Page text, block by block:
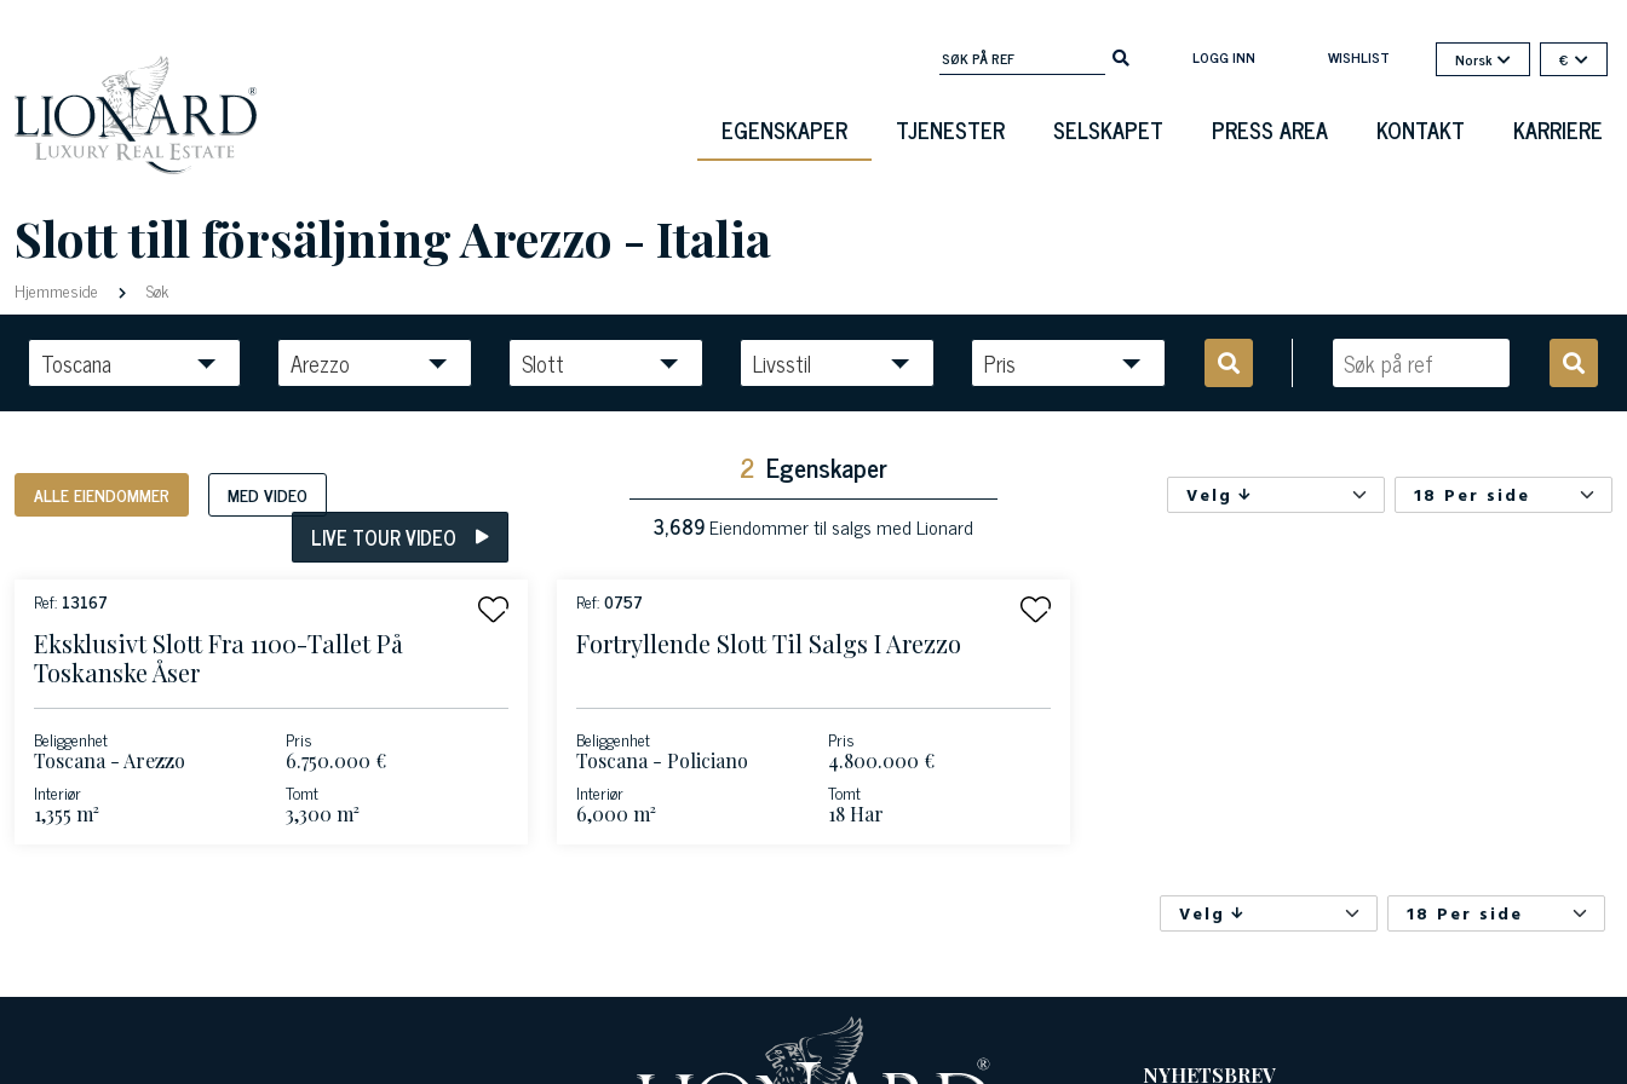
LOGG INN WISHLIST Norsk €
EGENSKAPER TJENESTER SELSKAPET PRESS AREA KONTAKT KARRIERE
Slott till försäljning Arezzo - Italia
Hjemmeside Søk
Toscana Arezzo Slott Livsstil Pris
ALLE EIENDOMMER MED VIDEO
2 Egenskaper
3,689Eiendommer til salgs med Lionard
Velg 18 Per side
LIVE TOUR VIDEO
Ref: 13167
Eksklusivt Slott Fra 1100-Tallet På
Toskanske Åser
Beliggenhet
Toscana - Arezzo
Pris
6.750.000 €
Interiør
1,355 m²
Tomt
3,300 m²
Ref:0757
Fortryllende Slott Til Salgs I Arezzo
Beliggenhet
Toscana - Policiano
Pris
4.800.000 €
Interiør
6,000 m²
Tomt
18 Har
Velg 18 Per side
NYHETSBREV